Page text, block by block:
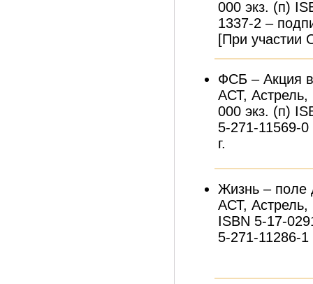
000 экз. (п)
1337-2 –
[При участии
ФСБ – Акция
АСТ, Астрель,
000 экз. (п)
5-271-11569-
г.
Жизнь –
АСТ, Астрель,
ISBN 5-17-
5-271-11286-1